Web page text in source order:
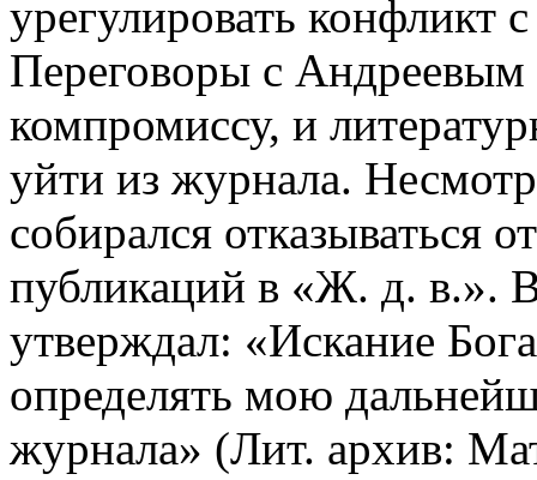
урегулировать конфликт
Переговоры с
компромиссу, и
уйти из журнала.
собирался отказываться
публикаций в «Ж. д. в.».
утверждал: «Искание
определять мою
журнала» (Лит. архив: